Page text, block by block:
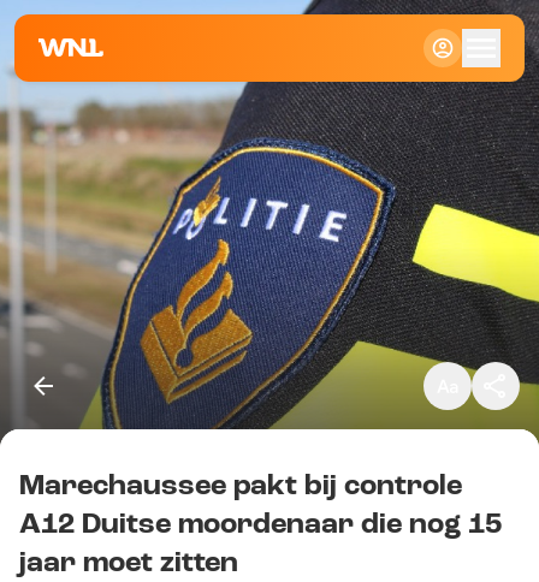
Klein
Standaard
Groot
Kopieer link
Marechaussee pakt bij controle
A12 Duitse moordenaar die nog 15
jaar moet zitten